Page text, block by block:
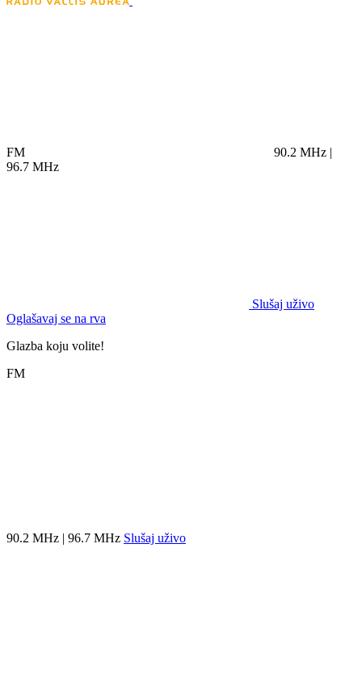
FM
90.2 MHz |
96.7 MHz
Slušaj uživo
Oglašavaj se na rva
Glazba koju volite!
FM
90.2 MHz | 96.7 MHz Slušaj uživo